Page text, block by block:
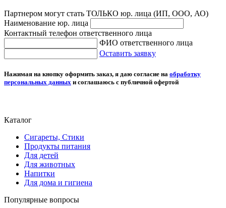
Партнером могут стать ТОЛЬКО юр. лица (ИП, ООО, АО)
Наименование юр. лица
Контактный телефон ответственного лица
ФИО ответственного лица
Оставить заявку
Нажимая на кнопку оформить заказ, я даю согласие на обработку
персональных данных и соглашаюсь с публичной офертой
Каталог
Сигареты, Стики
Продукты питания
Для детей
Для животных
Напитки
Для дома и гигиена
Популярные вопросы